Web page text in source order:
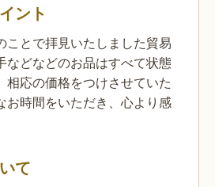
ント
ことで拝見いたしました貿易
などなどのお品はすべて状態
相応の価格をつけさせていた
お時間をいただき、心より感
て